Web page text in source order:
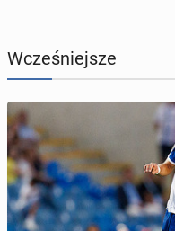
Wcześniejsze